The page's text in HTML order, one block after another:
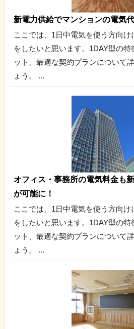
新電力供給でマンションの電気
ここでは、1日中電気を使う方向け
をしたいと思います。1DAY型の特
ット、最適な契約プランについて
ょう。 ...
オフィス・事務所の電気料金も
が可能に！
ここでは、1日中電気を使う方向け
をしたいと思います。1DAY型の特
ット、最適な契約プランについて
ょう。 ...